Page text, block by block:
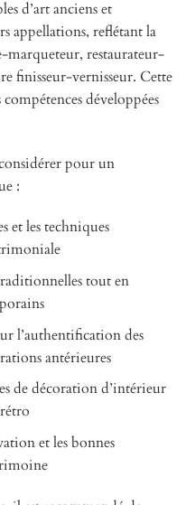
d’art anciens et
appellations, reflétant la
marqueteur, restaurateur-
finisseur-vernisseur. Cette
développées
pour un
:
et les techniques
tout en
l’authentification des
antérieures
de décoration d’intérieur
et les bonnes